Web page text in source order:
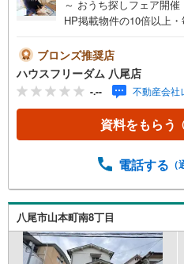
～ おうち探しフェア開
HP掲載物件の10倍以上
帰りや、お子様連れも大
無料送迎させて頂きます
お出かけついでにお立ち
数取り揃えております・
ダード上場企業】です
ます・当日にご見学頂
て頂きます・不動産購入
ございます・八尾市の【
店 ----*----*----*--
ブロンズ推奨店
ハウスフリーダム 八尾店
-.-- 不動産会社
資料をもらう
電話する
八尾市山本町南8丁目